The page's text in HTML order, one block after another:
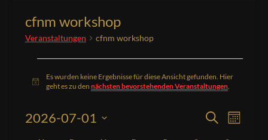
cfnm workshop
Veranstaltungen cfnm workshop
Hinweis
Es wurden keine Ergebnisse für diese Ansicht gefunden. Hier
geht es zu dennächsten bevorstehenden Veranstaltungen.
Suche
Monat
2026-07-01